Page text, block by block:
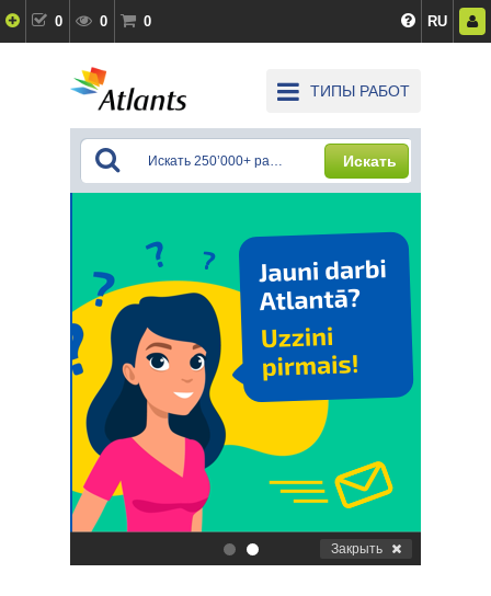
0 0 0 RU
ТИПЫ РАБОТ
Искать
. Закрыть